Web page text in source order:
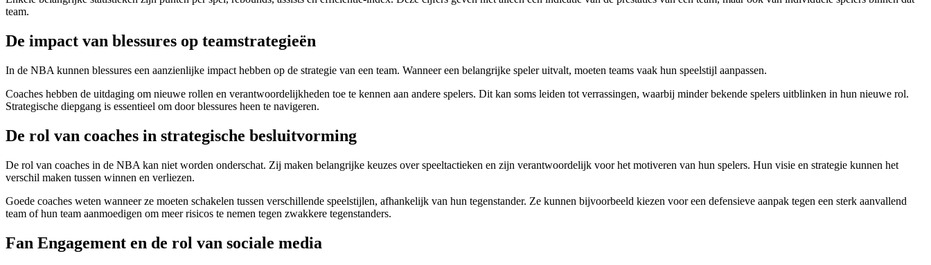
team.
De impact van blessures op teamstrategieën
In de NBA kunnen blessures een aanzienlijke impact hebben op de strategie van een team. Wanneer een belangrijke speler uitvalt, moeten teams vaak hun speelstijl aanpassen.
Coaches hebben de uitdaging om nieuwe rollen en verantwoordelijkheden toe te kennen aan andere spelers. Dit kan soms leiden tot verrassingen, waarbij minder bekende spelers uitblinken in hun nieuwe rol.
Strategische diepgang is essentieel om door blessures heen te navigeren.
De rol van coaches in strategische besluitvorming
De rol van coaches in de NBA kan niet worden onderschat. Zij maken belangrijke keuzes over speeltactieken en zijn verantwoordelijk voor het motiveren van hun spelers. Hun visie en strategie kunnen het
verschil maken tussen winnen en verliezen.
Goede coaches weten wanneer ze moeten schakelen tussen verschillende speelstijlen, afhankelijk van hun tegenstander. Ze kunnen bijvoorbeeld kiezen voor een defensieve aanpak tegen een sterk aanvallend
team of hun team aanmoedigen om meer risicos te nemen tegen zwakkere tegenstanders.
Fan Engagement en de rol van sociale media